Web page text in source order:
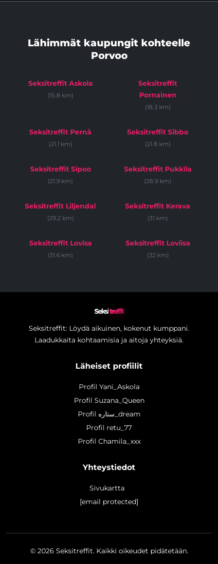
Lähimmät kaupungit kohteelle
Porvoo
Seksitreffit Askola
(15.8 km)
Seksitreffit
Pornainen
(18.3 km)
Seksitreffit Pernå
(21.1 km)
Seksitreffit Sibbo
(21.8 km)
Seksitreffit Sipoo
(21.9 km)
Seksitreffit Pukkila
(28.9 km)
Seksitreffit Liljendal
(29.2 km)
Seksitreffit Kerava
(31 km)
Seksitreffit Lovisa
(31.6 km)
Seksitreffit Loviisa
(32 km)
Seksitreffit
Seksitreffit: Löydä aikuinen, kokenut kumppani.
Laadukkaita kohtaamisia ja aitoja yhteyksiä.
Läheiset profiilit
Profil Yani_Askola
Profil Suzana_Queen
Profil ستاره_dream
Profil retu_77
Profil Chamila_xxx
Yhteystiedot
Sivukartta
[email protected]
© 2026 Seksitreffit. Kaikki oikeudet pidätetään.